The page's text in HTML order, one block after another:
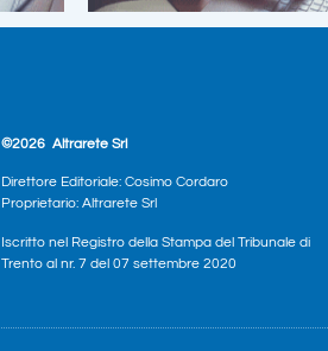
©2026 Altrarete Srl
Direttore Editoriale: Cosimo Cordaro
Proprietario: Altrarete Srl
Iscritto nel Registro della Stampa del Tribunale di
Trento al nr. 7 del 07 settembre 2020